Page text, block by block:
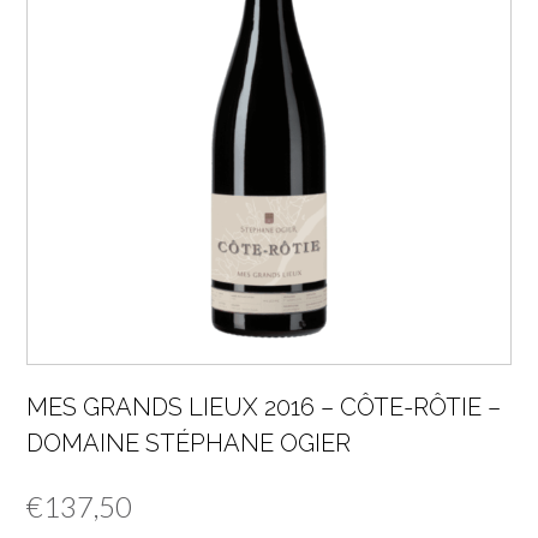
MES GRANDS LIEUX 2016 – CÔTE-RÔTIE –
DOMAINE STÉPHANE OGIER
€137,50